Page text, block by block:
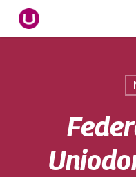
Pular
para